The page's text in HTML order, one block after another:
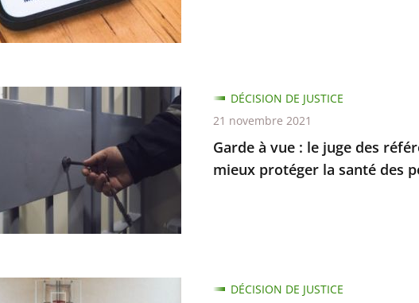
Garde à vue : le juge des
mieux protéger la santé des
DÉCISION DE JUSTICE
21 novembre 2021
DÉCISION DE JUSTICE